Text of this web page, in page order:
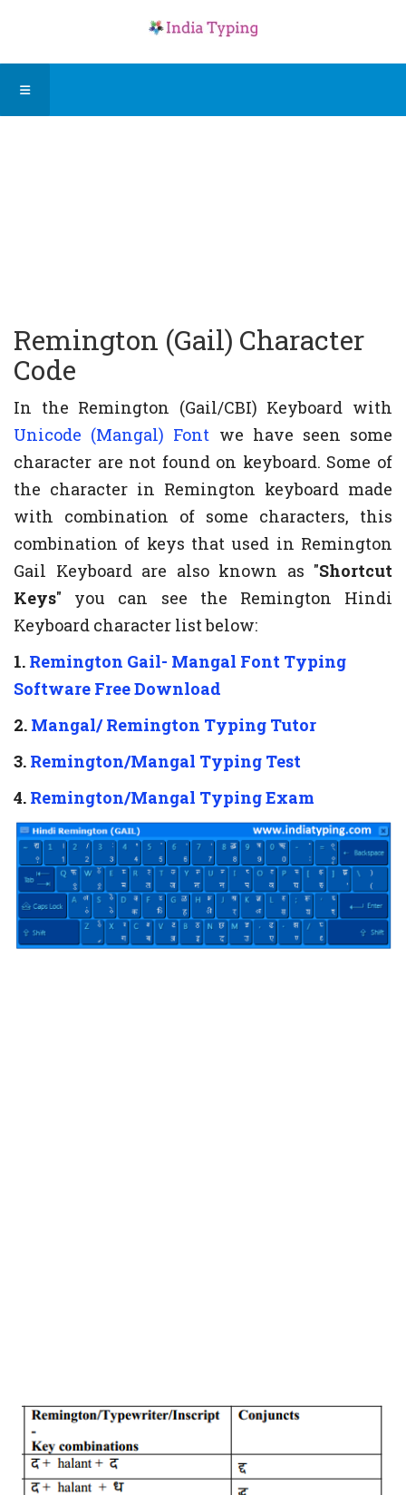
Remington (Gail) Character
Code
In the Remington (Gail/CBI) Keyboard with
Unicode (Mangal) Font we have seen some
character are not found on keyboard. Some of
the character in Remington keyboard made
with combination of some characters, this
combination of keys that used in Remington
Gail Keyboard are also known as "Shortcut
Keys" you can see the Remington Hindi
Keyboard character list below:
1. Remington Gail- Mangal Font Typing
Software Free Download
2. Mangal/ Remington Typing Tutor
3. Remington/Mangal Typing Test
4. Remington/Mangal Typing Exam